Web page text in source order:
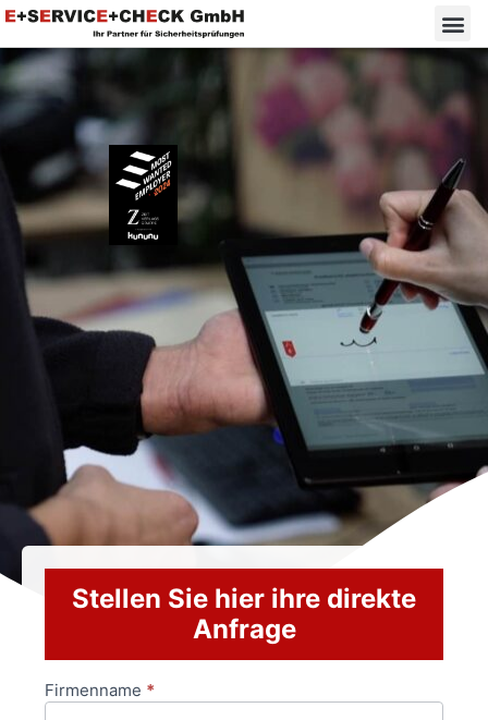
Stellen Sie hier ihre direkte
Anfrage
Anfrageformular
Firmenname *